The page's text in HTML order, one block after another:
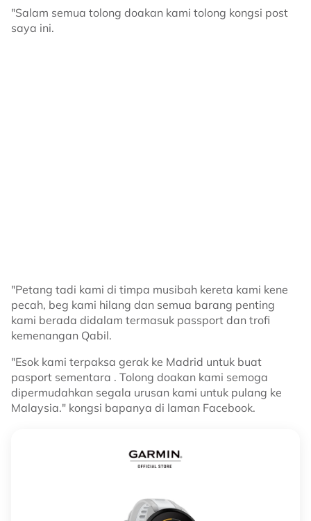
"Salam semua tolong doakan kami tolong kongsi post
saya ini.
"Petang tadi kami di timpa musibah kereta kami kene
pecah, beg kami hilang dan semua barang penting
kami berada didalam termasuk passport dan trofi
kemenangan Qabil.
"Esok kami terpaksa gerak ke Madrid untuk buat
pasport sementara . Tolong doakan kami semoga
dipermudahkan segala urusan kami untuk pulang ke
Malaysia." kongsi bapanya di laman Facebook.